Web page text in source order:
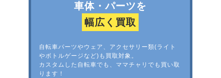
車体・パーツを
幅広く買取
自転車パーツやウェア、アクセサリー類(ライト
やボトルゲージなど)も買取対象。
カスタムした自転車でも、ママチャリでも買い取
ります！